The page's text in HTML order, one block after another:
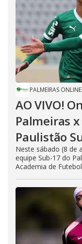
PALMEIRAS ONLINE
AO VIVO!
Palmeiras
Paulistão
Neste sábado (8 de
equipe Sub-17 do
Academia de